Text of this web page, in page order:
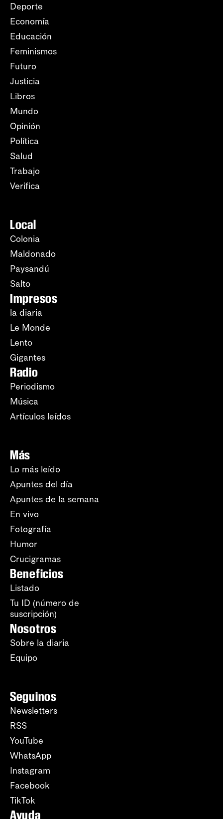
Deporte
Economía
Educación
Feminismos
Futuro
Justicia
Libros
Mundo
Opinión
Política
Salud
Trabajo
Verifica
Local
Colonia
Maldonado
Paysandú
Salto
Impresos
la diaria
Le Monde
Lento
Gigantes
Radio
Periodismo
Música
Artículos leídos
Más
Lo más leído
Apuntes del día
Apuntes de la semana
En vivo
Fotografía
Humor
Crucigramas
Beneficios
Listado
Tu ID (número de
suscripción)
Nosotros
Sobre la diaria
Equipo
Seguinos
Newsletters
RSS
YouTube
WhatsApp
Instagram
Facebook
TikTok
Ayuda